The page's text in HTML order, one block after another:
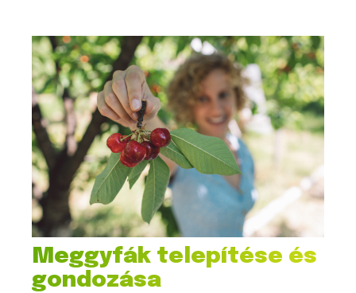
Meggyfák telepítése és
gondozása